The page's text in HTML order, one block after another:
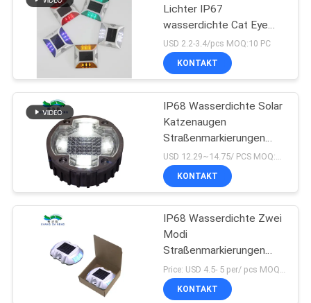
Lichter IP67
wasserdichte Cat Eye
Road Stud Outdoor Solar
USD 2.2-3.4/pcs MOQ:10 PC
KONTAKT
IP68 Wasserdichte Solar
Katzenaugen
Straßenmarkierungen
1200mAh
USD 12.29~14.75/ PCS MOQ:PC 1
KONTAKT
IP68 Wasserdichte Zwei
Modi
Straßenmarkierungen
Solar Katzenaugen
Straßenmarkierungen
KONTAKT